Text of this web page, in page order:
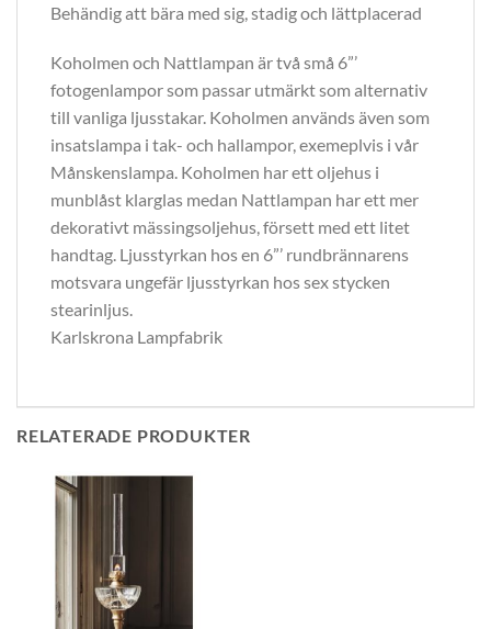
Behändig att bära med sig, stadig och lättplacerad
Koholmen och Nattlampan är två små 6”’
fotogenlampor som passar utmärkt som alternativ
till vanliga ljusstakar. Koholmen används även som
insatslampa i tak- och hallampor, exemeplvis i vår
Månskenslampa. Koholmen har ett oljehus i
munblåst klarglas medan Nattlampan har ett mer
dekorativt mässingsoljehus, försett med ett litet
handtag. Ljusstyrkan hos en 6”’ rundbrännarens
motsvara ungefär ljusstyrkan hos sex stycken
stearinljus.
Karlskrona Lampfabrik
RELATERADE PRODUKTER